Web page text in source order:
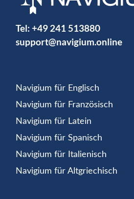
Tel: +49 241 513880
support@navigium.online
Navigium für Englisch
Navigium für Französisch
Navigium für Latein
Navigium für Spanisch
Navigium für Italienisch
Navigium für Altgriechisch